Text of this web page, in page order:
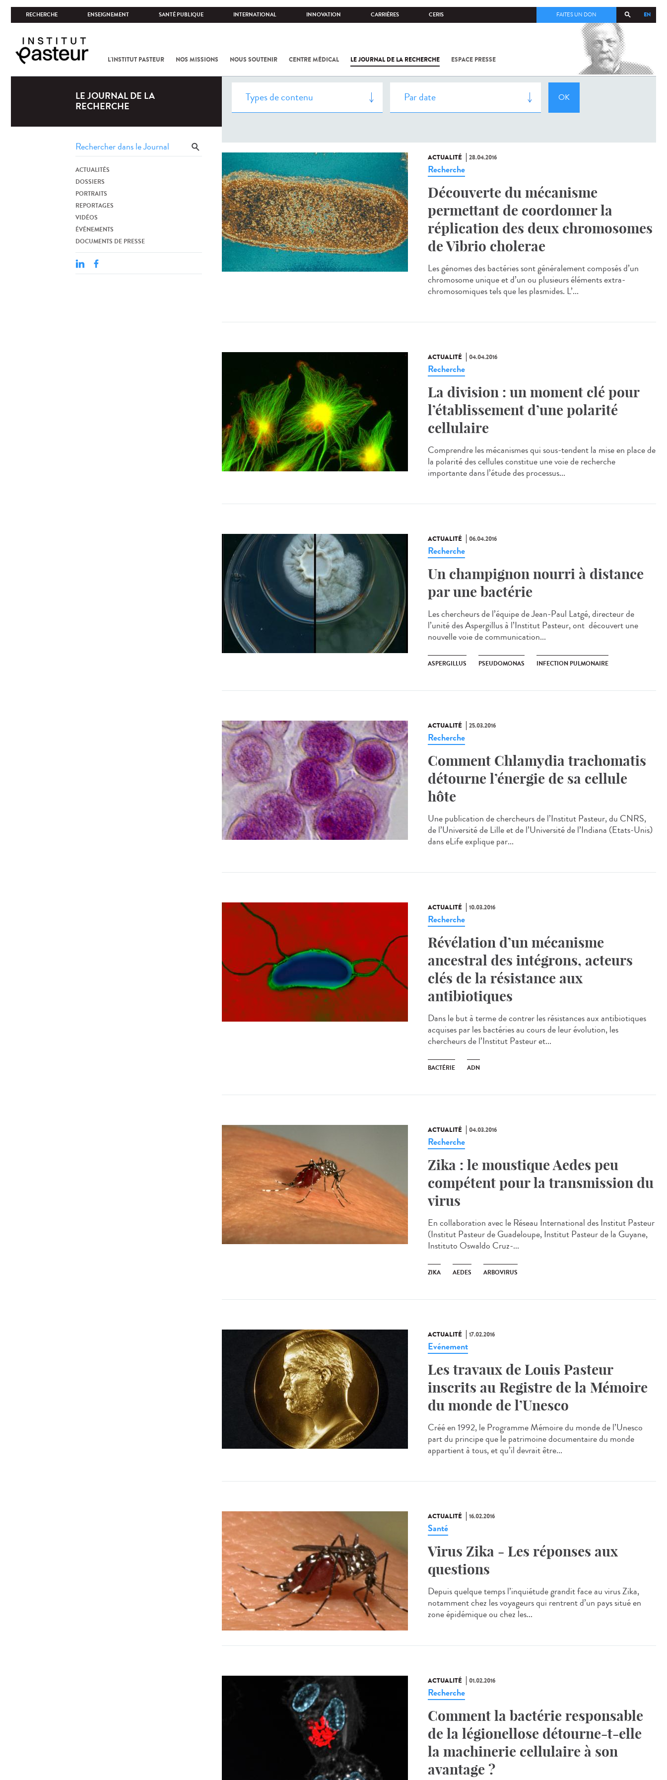
RECHERCHE ENSEIGNEMENT SANTÉ PUBLIQUE INTERNATIONAL INNOVATION CARRIÈRES CERIS EN
FAITES UN DON
L'INSTITUT PASTEUR NOS MISSIONS NOUS SOUTENIR CENTRE MÉDICAL LE JOURNAL DE LA RECHERCHE ESPACE PRESSE
COV-2 /
L'INSTITUT
PASTEUR
LE JOURNAL DE LA
RECHERCHE
ACTUALITÉS
DOSSIERS
PORTRAITS
REPORTAGES
VIDÉOS
ÉVÉNEMENTS
DOCUMENTS DE PRESSE
ACTUALITÉ 28.04.2016
Recherche
Découverte du mécanisme
permettant de coordonner la
réplication des deux chromosomes
de Vibrio cholerae
Les génomes des bactéries sont généralement composés d’un
chromosome unique et d’un ou plusieurs éléments extra-
chromosomiques tels que les plasmides. L’...
ACTUALITÉ 04.04.2016
Recherche
La division : un moment clé pour
l’établissement d’une polarité
cellulaire
Comprendre les mécanismes qui sous-tendent la mise en place de
la polarité des cellules constitue une voie de recherche
importante dans l’étude des processus...
ACTUALITÉ 06.04.2016
Recherche
Un champignon nourri à distance
par une bactérie
Les chercheurs de l’équipe de Jean-Paul Latgé, directeur de
l’unité des Aspergillus à l’Institut Pasteur, ont découvert une
nouvelle voie de communication...
ASPERGILLUS PSEUDOMONAS INFECTION PULMONAIRE
ACTUALITÉ 25.03.2016
Recherche
Comment Chlamydia trachomatis
détourne l’énergie de sa cellule
hôte
Une publication de chercheurs de l’Institut Pasteur, du CNRS,
de l’Université de Lille et de l’Université de l’Indiana (Etats-Unis)
dans eLife explique par...
ACTUALITÉ 10.03.2016
Recherche
Révélation d’un mécanisme
ancestral des intégrons, acteurs
clés de la résistance aux
antibiotiques
Dans le but à terme de contrer les résistances aux antibiotiques
acquises par les bactéries au cours de leur évolution, les
chercheurs de l’Institut Pasteur et...
BACTÉRIE ADN
ACTUALITÉ 04.03.2016
Recherche
Zika : le moustique Aedes peu
compétent pour la transmission du
virus
En collaboration avec le Réseau International des Institut Pasteur
(Institut Pasteur de Guadeloupe, Institut Pasteur de la Guyane,
Instituto Oswaldo Cruz-...
ZIKA AEDES ARBOVIRUS
ACTUALITÉ 17.02.2016
Evénement
Les travaux de Louis Pasteur
inscrits au Registre de la Mémoire
du monde de l’Unesco
Créé en 1992, le Programme Mémoire du monde de l’Unesco
part du principe que le patrimoine documentaire du monde
appartient à tous, et qu’il devrait être...
ACTUALITÉ 16.02.2016
Santé
Virus Zika - Les réponses aux
questions
Depuis quelque temps l’inquiétude grandit face au virus Zika,
notamment chez les voyageurs qui rentrent d’un pays situé en
zone épidémique ou chez les...
ACTUALITÉ 01.02.2016
Recherche
Comment la bactérie responsable
de la légionellose détourne-t-elle
la machinerie cellulaire à son
avantage ?